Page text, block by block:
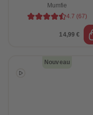
Mumfie
4.7 (67)
14,99 €
Nouveau